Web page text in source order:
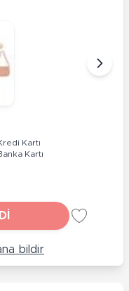
Kartı
Kartı
bildir